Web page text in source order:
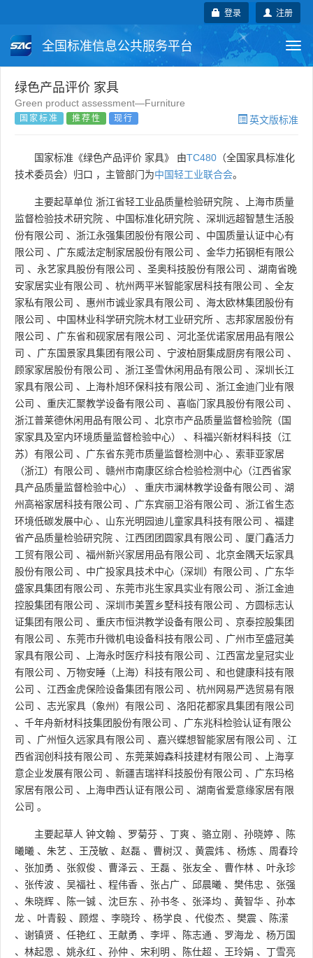
注册
登录
全国标准信息公共服务平台
国家标准
团体标准 国际标准
国外标准 技术委员会
绿色产品评价 家具
Green product assessment—Furniture
国家标准 推荐性 现行 英文版标准
国家标准《绿色产品评价 家具》 由TC480 （全国家具标准化
技术委员会）归口 ，主管部门为中国轻工业联合会。
主要起草单位 浙江省轻工业品质量检验研究院 、
上海市质量
监督检验技术研究院 、 中国标准化研究院 、 深圳远超智慧生活股
份有限公司 、 浙江永强集团股份有限公司 、 中国质量认证中心有
限公司 、 广东威法定制家居股份有限公司 、 金华力拓钢柜有限公
司 、 永艺家具股份有限公司 、 圣奥科技股份有限公司 、 湖南省晚
安家居实业有限公司 、 杭州两平米智能家居科技有限公司 、 全友
家私有限公司 、 惠州市诚业家具有限公司 、 海太欧林集团股份有
限公司 、 中国林业科学研究院木材工业研究所 、 志邦家居股份有
限公司 、 广东省和砚家居有限公司 、 河北圣优诺家居用品有限公
司 、 广东国景家具集团有限公司 、 宁波柏厨集成厨房有限公司 、
顾家家居股份有限公司 、 浙江圣雪休闲用品有限公司 、 深圳长江
家具有限公司 、 上海朴旭环保科技有限公司 、 浙江金迪门业有限
公司 、 重庆汇聚教学设备有限公司 、 喜临门家具股份有限公司 、
浙江普莱德休闲用品有限公司 、 北京市产品质量监督检验院（国
家家具及室内环境质量监督检验中心）
、 科福兴新材料科技（江
苏）有限公司 、 广东省东莞市质量监督检测中心 、 索菲亚家居
（浙江）有限公司 、 赣州市南康区综合检验检测中心（江西省家
具产品质量监督检验中心）
、 重庆市澜林教学设备有限公司 、 湖
州高裕家居科技有限公司 、 广东宾丽卫浴有限公司 、 浙江省生态
环境低碳发展中心 、 山东光明园迪儿童家具科技有限公司 、 福建
省产品质量检验研究院 、 江西团团圆家具有限公司 、 厦门鑫活力
工贸有限公司 、 福州新兴家居用品有限公司 、 北京金隅天坛家具
股份有限公司 、 中广投家具技术中心（深圳）有限公司 、 广东华
盛家具集团有限公司 、 东莞市兆生家具实业有限公司 、 浙江金迪
控股集团有限公司 、 深圳市美置乡墅科技有限公司 、 方圆标志认
证集团有限公司 、 重庆市恒洪教学设备有限公司 、 京泰控股集团
有限公司 、 东莞市升微机电设备科技有限公司 、 广州市至盛冠美
家具有限公司 、 上海永时医疗科技有限公司 、 江西富龙皇冠实业
有限公司 、 万物安睡（上海）科技有限公司 、 和也健康科技有限
公司 、 江西金虎保险设备集团有限公司 、 杭州网易严选贸易有限
公司 、 志光家具（象州）有限公司 、 洛阳花都家具集团有限公司
、 千年舟新材科技集团股份有限公司 、 广东兆科检验认证有限公
司 、 广州恒久远家具有限公司 、 嘉兴蝶想智能家居有限公司 、 江
西省润创科技有限公司 、 东莞莱姆森科技建材有限公司 、
上海享
意企业发展有限公司 、 新疆吉瑞祥科技股份有限公司 、 广东玛格
家居有限公司 、 上海申西认证有限公司 、 湖南省爱意缘家居有限
公司 。
主要起草人 钟文翰 、 罗菊芬 、 丁爽 、 骆立刚 、 孙晓婷 、
陈
曦曦 、 朱艺 、 王茂敏 、 赵磊 、 曹树汉 、 黄震炜 、 杨炼 、 周春玲
、 张加勇 、 张叙俊 、 曹泽云 、 王磊 、 张友全 、 曹作林 、 叶永珍
、 张传波 、 吴福社 、 程伟香 、 张占广 、 邱晨曦 、 樊伟忠 、 张强
、 朱晓辉 、 陈一铖 、 沈巨东 、 孙书冬 、 张泽均 、 黄智华 、 孙本
龙 、 叶青毅 、 顾煜 、 李晓玲 、 杨学良 、 代俊杰 、 樊震 、
陈潆
、 谢镇贤 、 任艳红 、 王献勇 、 李坪 、 陈志通 、 罗海龙 、 杨万国
、 林起恩 、 姚永红 、 孙仲 、 宋利明 、 陈仕超 、 王玲娟 、 丁雪亮